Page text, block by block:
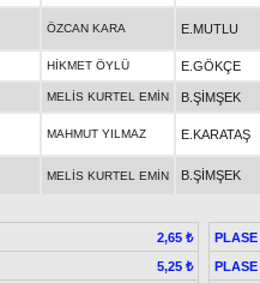
ÖZCAN KARA E.MUTLU
HİKMET ÖYLÜ E.GÖKÇE
MELİS KURTEL EMİN B.ŞİMŞEK
MAHMUT YILMAZ E.KARATAŞ
MELİS KURTEL EMİN B.ŞİMŞEK
2,65 ₺
5,25 ₺
PLASE
PLASE